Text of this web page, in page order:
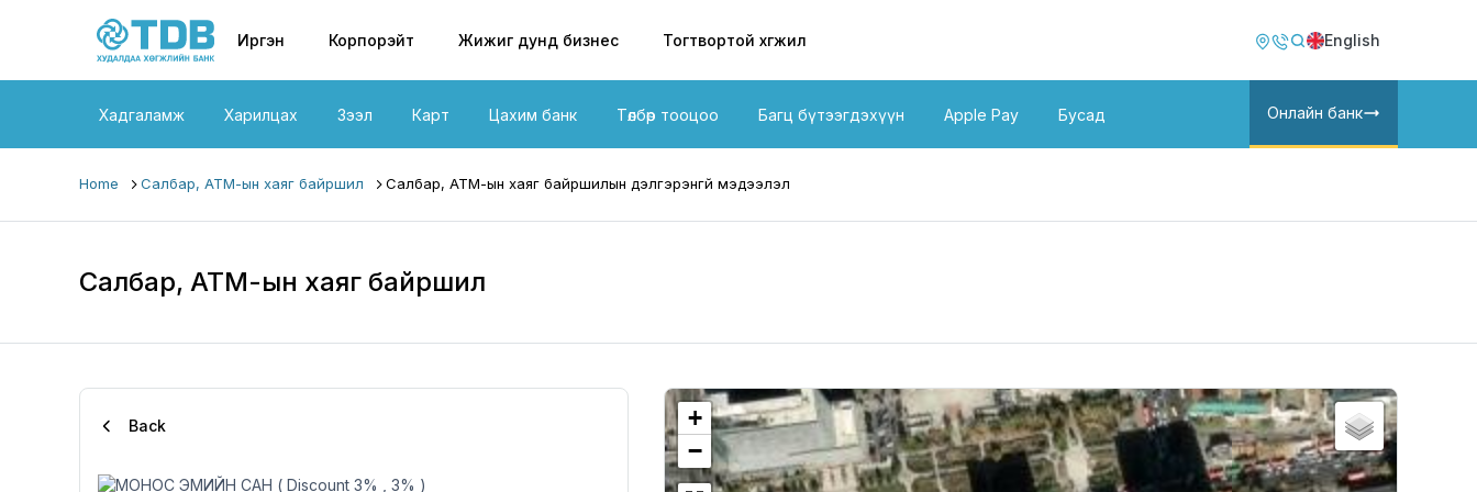
Иргэн Корпорэйт Жижиг дунд бизнес Тогтвортой хөгжил Image
Image English
Хадгаламж Харилцах Зээл Карт Цахим банк Төлбөр тооцоо Багц бүтээгдэхүүн Apple Pay Бусад Онлайн банк
Home Салбар, АТМ-ын хаяг байршил Салбар, АТМ-ын хаяг байршилын дэлгэрэнгүй мэдээлэл
Салбар, АТМ-ын хаяг байршил
Back
+
−